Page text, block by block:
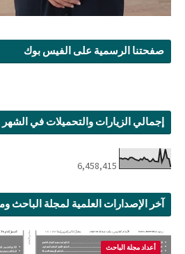
صفحتنا الرسمية على الفيس بوك
إجمالي الزيارات والتحميلات في
6,458,415
آخر الإصدارات العلمية لمجلة الباحث
أعداد مجلة الباحث